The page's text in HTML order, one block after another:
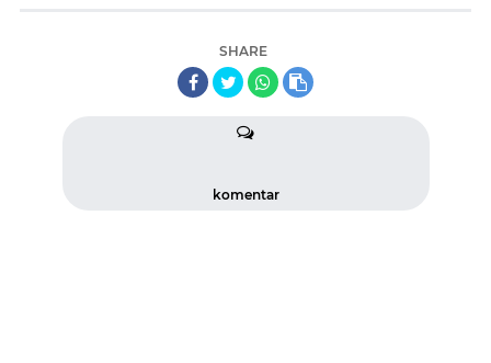
SHARE
komentar